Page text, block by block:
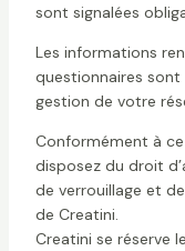
sont signalées
Les informations
questionnaires
gestion de votre
Conformément à
disposez du droit
de verrouillage et
de Creatini.
Creatini se réserve